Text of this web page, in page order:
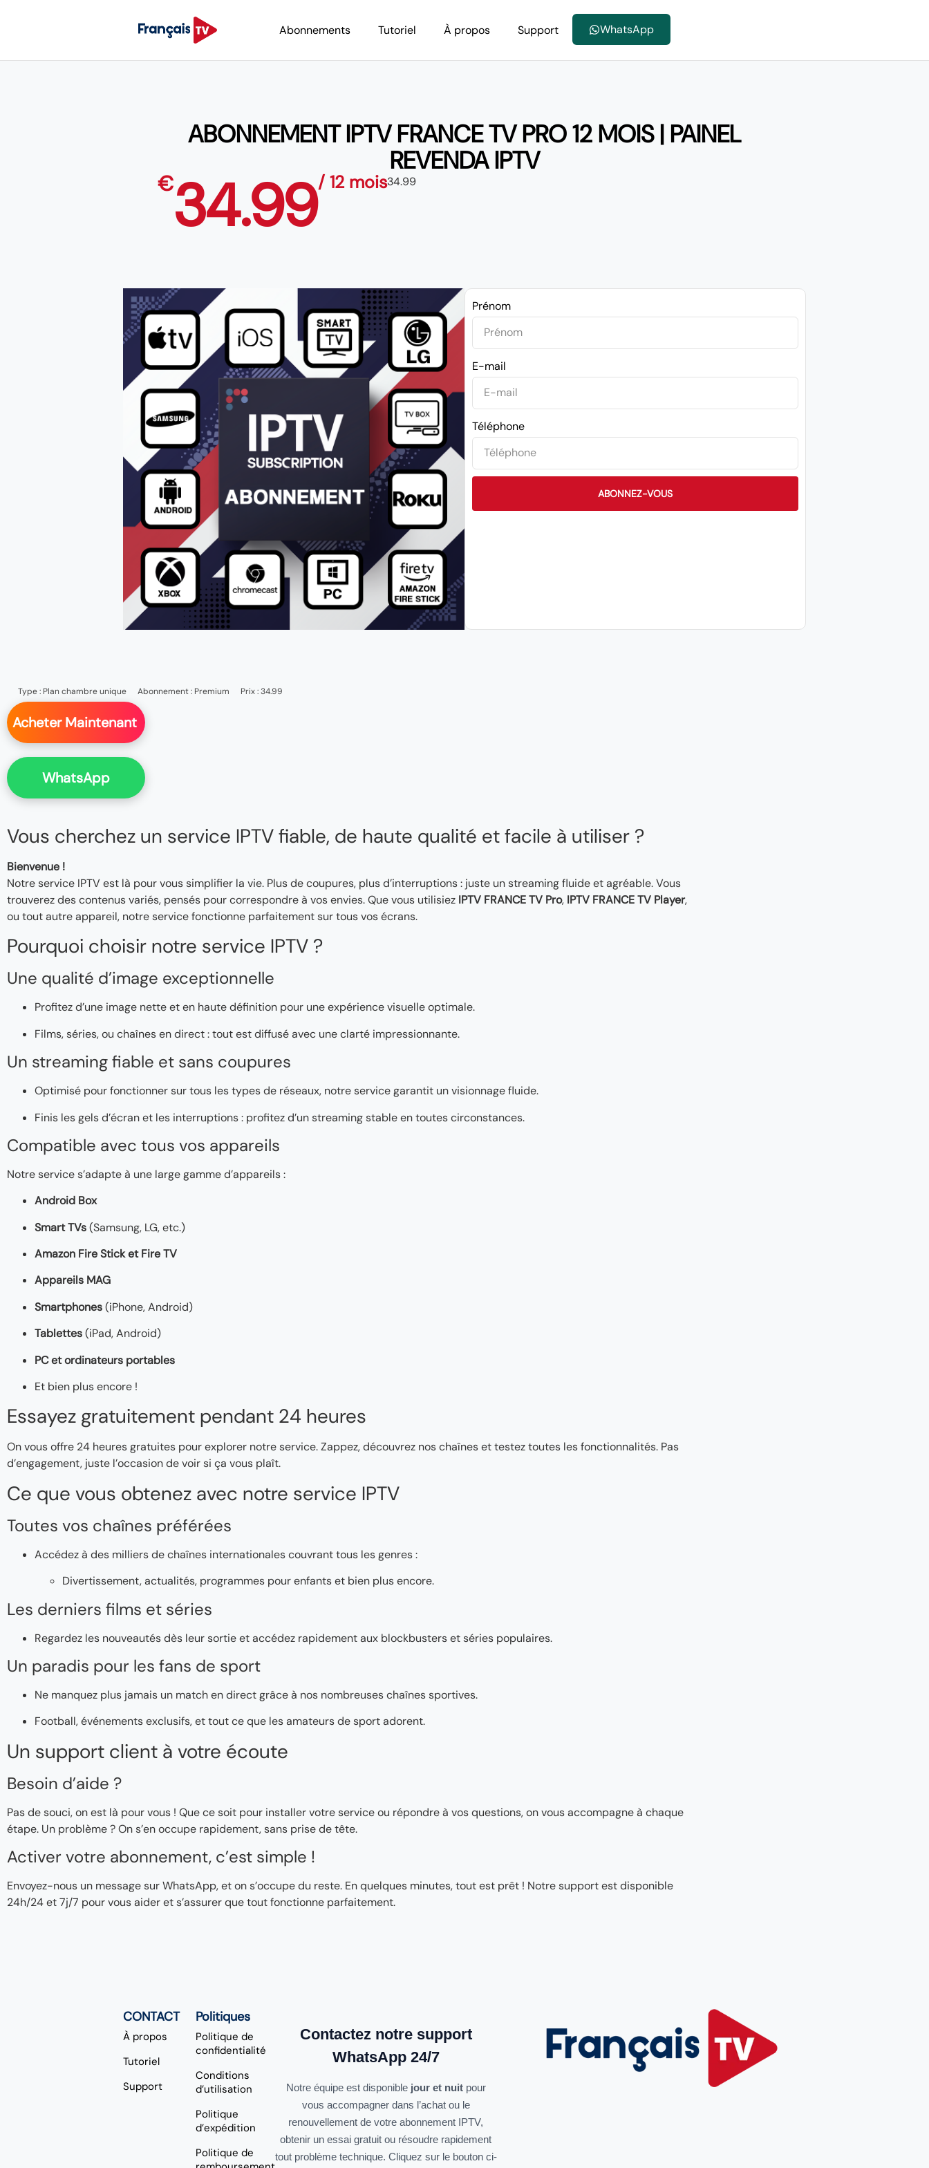
Abonnements Tutoriel À propos Support WhatsApp
ABONNEMENT IPTV FRANCE TV PRO 12 MOIS | PAINEL
REVENDA IPTV
€34.99/ 12 mois34.99
Prénom
E-mail
Téléphone
ABONNEZ-VOUS
Type : Plan chambre unique Abonnement : Premium Prix : 34.99
Acheter Maintenant
WhatsApp
Vous cherchez un service IPTV fiable, de haute qualité et facile à utiliser ?
Bienvenue !
Notre service IPTV est là pour vous simplifier la vie. Plus de coupures, plus d’interruptions : juste un streaming fluide et agréable. Vous
trouverez des contenus variés, pensés pour correspondre à vos envies. Que vous utilisiez IPTV FRANCE TV Pro, IPTV FRANCE TV Player,
ou tout autre appareil, notre service fonctionne parfaitement sur tous vos écrans.
Pourquoi choisir notre service IPTV ?
Une qualité d’image exceptionnelle
Profitez d’une image nette et en haute définition pour une expérience visuelle optimale.
Films, séries, ou chaînes en direct : tout est diffusé avec une clarté impressionnante.
Un streaming fiable et sans coupures
Optimisé pour fonctionner sur tous les types de réseaux, notre service garantit un visionnage fluide.
Finis les gels d’écran et les interruptions : profitez d’un streaming stable en toutes circonstances.
Compatible avec tous vos appareils
Notre service s’adapte à une large gamme d’appareils :
Android Box
Smart TVs(Samsung, LG, etc.)
Amazon Fire Stick et Fire TV
Appareils MAG
Smartphones(iPhone, Android)
Tablettes(iPad, Android)
PC et ordinateurs portables
Et bien plus encore !
Essayez gratuitement pendant 24 heures
On vous offre 24 heures gratuites pour explorer notre service. Zappez, découvrez nos chaînes et testez toutes les fonctionnalités. Pas
d’engagement, juste l’occasion de voir si ça vous plaît.
Ce que vous obtenez avec notre service IPTV
Toutes vos chaînes préférées
Accédez à des milliers de chaînes internationales couvrant tous les genres :
Divertissement, actualités, programmes pour enfants et bien plus encore.
Les derniers films et séries
Regardez les nouveautés dès leur sortie et accédez rapidement aux blockbusters et séries populaires.
Un paradis pour les fans de sport
Ne manquez plus jamais un match en direct grâce à nos nombreuses chaînes sportives.
Football, événements exclusifs, et tout ce que les amateurs de sport adorent.
Un support client à votre écoute
Besoin d’aide ?
Pas de souci, on est là pour vous ! Que ce soit pour installer votre service ou répondre à vos questions, on vous accompagne à chaque
étape. Un problème ? On s’en occupe rapidement, sans prise de tête.
Activer votre abonnement, c’est simple !
Envoyez-nous un message sur WhatsApp, et on s’occupe du reste. En quelques minutes, tout est prêt ! Notre support est disponible
24h/24 et 7j/7 pour vous aider et s’assurer que tout fonctionne parfaitement.
CONTACT
À propos
Tutoriel
Support
Politiques
Politique de
confidentialité
Conditions
d’utilisation
Politique
d’expédition
Politique de
Contactez notre support
WhatsApp 24/7
Notre équipe est disponible jour et nuitpour
vous accompagner dans l’achat ou le
renouvellement de votre abonnement IPTV,
obtenir un essai gratuit ou résoudre rapidement
tout problème technique. Cliquez sur le bouton ci-